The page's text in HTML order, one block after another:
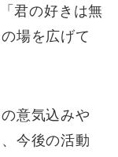
君の好きは無
場を広げて
意気込みや
今後の活動